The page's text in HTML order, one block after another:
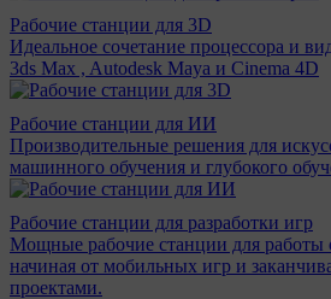
Рабочие станции для 3D
Идеальное сочетание процессора и
3ds Max , Autodesk Maya и Cinema 4D
Рабочие станции для ИИ
Производительные решения для
машинного обучения и глубокого
Рабочие станции для разработки игр
Мощные рабочие станции для
начиная от мобильных игр и
проектами.